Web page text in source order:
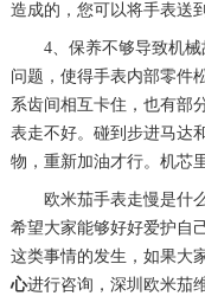
造成的，您可以将手表送
4、保养不够导致机械
问题，使得手表内部零件
系齿间相互卡住，也有部
表走不好。碰到步进马达
物，重新加油才行。机芯
欧米茄手表走慢是什么
希望大家能够好好爱护自
这类事情的发生，如果大
心进行咨询，深圳欧米茄